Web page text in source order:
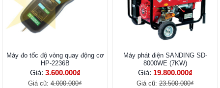
Máy đo tốc độ vòng quay động cơ
HP-2236B
Giá: 3.600.000₫
Giá cũ: 4.000.000₫
Máy phát điện SANDING SD-
8000WE (7KW)
Giá: 19.800.000₫
Giá cũ:23.500.000₫